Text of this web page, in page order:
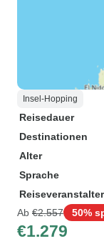
Insel-Hopping
Reisedauer
Destinationen
Alter
Sprache
Reiseveranstalter
Ab €2.557 50%
€1.279